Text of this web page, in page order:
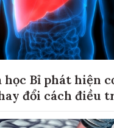
học Bỉ phát hiện
đổi cách điều